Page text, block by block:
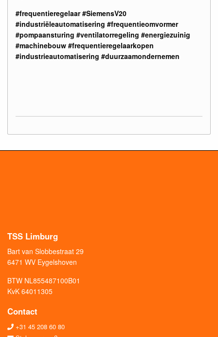
#frequentieregelaar #SiemensV20
#industriëleautomatisering #frequentieomvormer
#pompaansturing #ventilatorregeling #energiezuinig
#machinebouw #frequentieregelaarkopen
#industrieautomatisering #duurzaamondernemen
TSS Limburg
Bart van Slobbestraat 29
6471 WV Eygelshoven
BTW NL855487100B01
KvK 64011305
Contact
+31 45 208 60 80